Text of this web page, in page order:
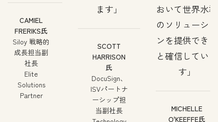
CAMIEL
FRERIKS氏
Siloy 戦略的
成長担当副
社長
Elite
Solutions
Partner
ます
SCOTT
HARRISON
氏
DocuSign、
ISVパートナ
ーシップ担
当副社長
おいて世界水準
のソリューショ
ンを提供できる
と確信していま
す
MICHELLE
O'KEEFFE氏